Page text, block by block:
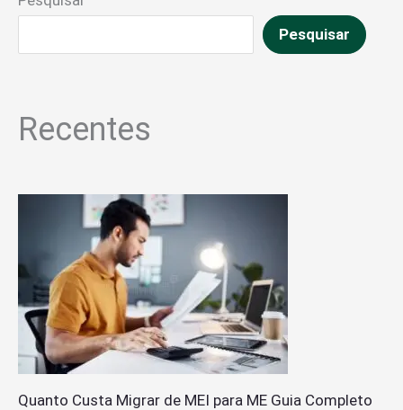
Pesquisar
Recentes
Quanto Custa Migrar de MEI para ME Guia Completo